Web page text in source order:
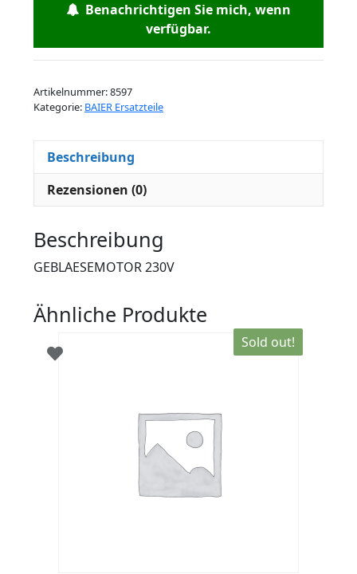
Benachrichtigen Sie mich, wenn
verfügbar.
Artikelnummer:8597
Kategorie: BAIER Ersatzteile
Beschreibung
Rezensionen (0)
Beschreibung
GEBLAESEMOTOR 230V
Ähnliche Produkte
Sold out!